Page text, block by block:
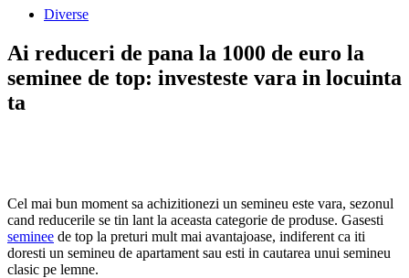
Diverse
Ai reduceri de pana la 1000 de euro la
seminee de top: investeste vara in locuinta
ta
Cel mai bun moment sa achizitionezi un semineu este vara, sezonul
cand reducerile se tin lant la aceasta categorie de produse. Gasesti
seminee de top la preturi mult mai avantajoase, indiferent ca iti
doresti un semineu de apartament sau esti in cautarea unui semineu
clasic pe lemne.